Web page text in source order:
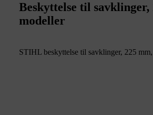
Beskyttelse til
modeller
STIHL beskyttelse til savklinger, 225